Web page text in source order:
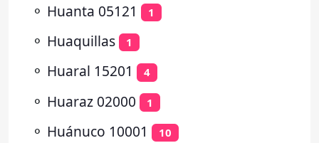
⚬ Huanta 05121 1
⚬ Huaquillas 1
⚬ Huaral 15201 4
⚬ Huaraz 02000 1
⚬ Huánuco 10001 10